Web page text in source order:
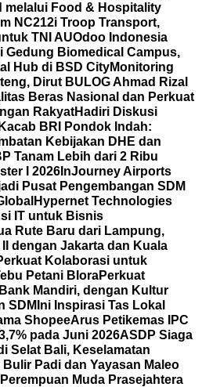
melalui Food & Hospitality
NC212i Troop Transport,
TNI AUOdoo Indonesia
Gedung Biomedical Campus,
Hub di BSD CityMonitoring
Dirut BULOG Ahmad Rizal
Beras Nasional dan Perkuat
RakyatHadiri Diskusi
BRI Pondok Indah:
Kebijakan DHE dan
Tanam Lebih dari 2 Ribu
I 2026 InJourney Airports
Pusat Pengembangan SDM
Hypernet Technologies
IT untuk Bisnis
Rute Baru dari Lampung,
dengan Jakarta dan Kuala
Kolaborasi untuk
Petani BloraPerkuat
Mandiri, dengan Kultur
SDM Ini Inspirasi Tas Lokal
ShopeeArus Petikemas IPC
pada Juni 2026ASDP Siaga
Selat Bali, Keselamatan
Bulir Padi dan Yayasan Maleo
Muda Prasejahtera